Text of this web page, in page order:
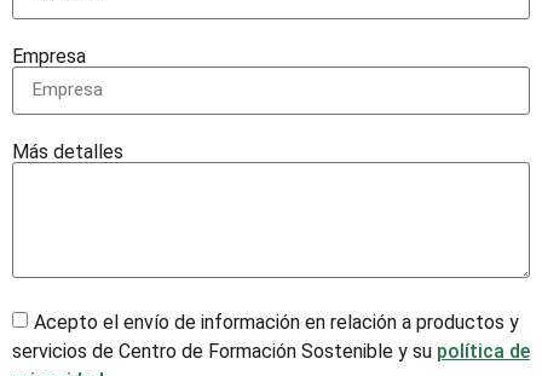
Empresa
Más detalles
Acepto el envío de información en relación a productos y
servicios de Centro de Formación Sostenible y su política de